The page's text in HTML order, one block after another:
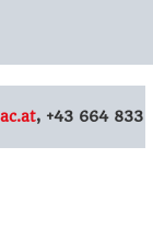
, +43 664 833